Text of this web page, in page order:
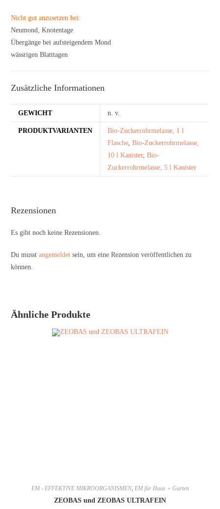
Nicht gut anzusetzen bei:
Neumond, Knotentage
Übergänge bei aufsteigendem Mond
wässrigen Blatttagen
Zusätzliche Informationen
GEWICHT n. v.
PRODUKTVARIANTEN
Bio-Zuckerrohrmelasse, 1 l
Flasche,Bio-Zuckerrohrmelasse,
10 l Kanister,Bio-
Zuckerrohrmelasse, 5 l Kanister
Rezensionen
Es gibt noch keine Rezensionen.
Du musstangemeldet sein, um eine Rezension veröffentlichen zu
können.
Ähnliche Produkte
EM - EFFEKTIVE MIKROORGANISMEN, EM für Haus + Garten
ZEOBAS und ZEOBAS ULTRAFEIN